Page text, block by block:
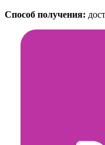
Способ получения: